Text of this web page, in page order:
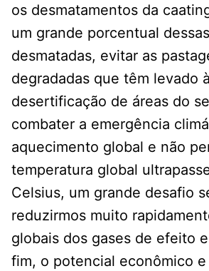
os desmatamentos da
um grande porcentual
desmatadas, evitar as
degradadas que têm levado à
desertificação de áreas do
combater a emergência
aquecimento global e não
temperatura global
Celsius, um grande desafio
reduzirmos muito
globais dos gases de efeito
fim, o potencial econômico e